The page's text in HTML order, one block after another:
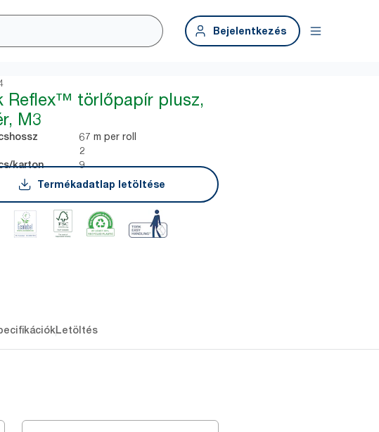
Bejelentkezés
Reflex™ törlőpapír plusz,
M3
67 m per roll
2
karton
9
Termékadatlap letöltése
Letöltés